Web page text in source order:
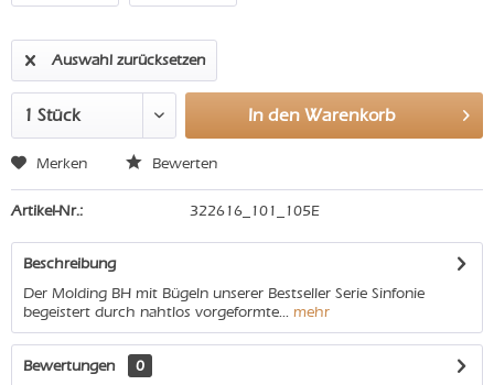
Auswahl zurücksetzen
In den Warenkorb
Merken Bewerten
Artikel-Nr.: 322616_101_105E
Beschreibung
Der Molding BH mit Bügeln unserer Bestseller Serie Sinfonie
begeistert durch nahtlos vorgeformte... mehr
Bewertungen
0